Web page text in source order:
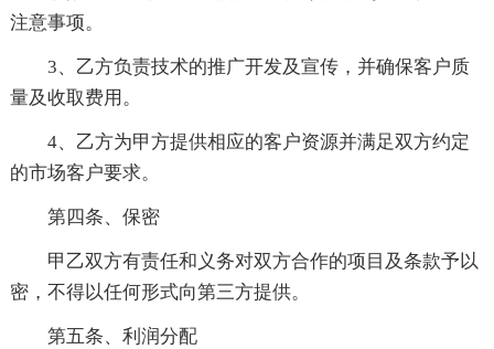
注意事项。
3、乙方负责技术的推广开发及宣传，并确保客户质
量及收取费用。
4、乙方为甲方提供相应的客户资源并满足双方约定
的市场客户要求。
第四条、保密
甲乙双方有责任和义务对双方合作的项目及条款予以
密，不得以任何形式向第三方提供。
第五条、利润分配